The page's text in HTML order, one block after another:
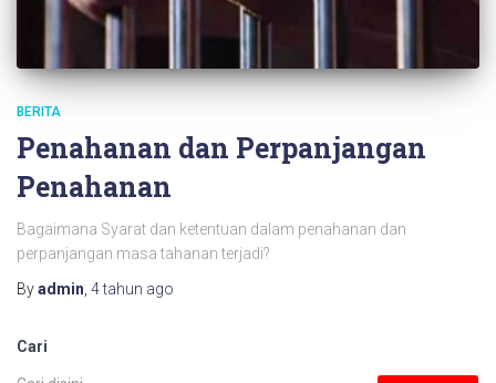
BERITA
Penahanan dan Perpanjangan
Penahanan
Bagaimana Syarat dan ketentuan dalam penahanan dan
perpanjangan masa tahanan terjadi?
Byadmin, 4 tahun ago
Cari